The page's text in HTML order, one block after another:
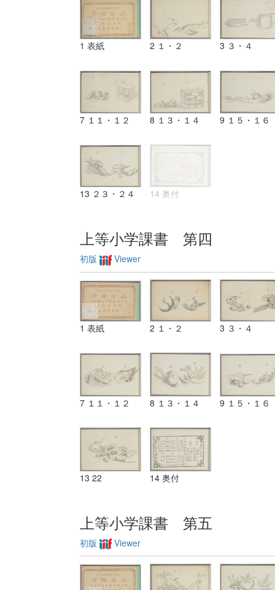
1 表紙 2 １・２ 3 ３・４
7 １１・１２ 8 １３・１４ 9 １５・１６
13 ２３・２４ 14 奥付
上等小学課書 第四
初版 Viewer
1 表紙 2 １・２ 3 ３・４
7 １１・１２ 8 １３・１４ 9 １５・１６
13 22 14 奥付
上等小学課書 第五
初版 Viewer